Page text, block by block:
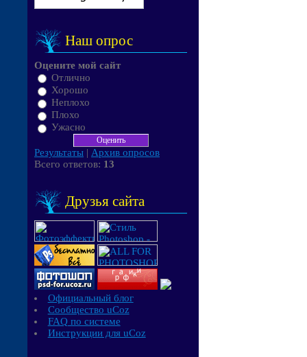
Наш опрос
Оцените мой сайт
Отлично
Хорошо
Неплохо
Плохо
Ужасно
Результаты | Архив опросов
Всего ответов: 13
Друзья сайта
Официальный блог
Сообщество uCoz
FAQ по системе
Инструкции для uCoz